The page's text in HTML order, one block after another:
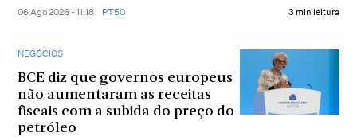
06 Ago 2026 - 11:18 PT50 3 min leitura
NEGÓCIOS
BCE diz que governos europeus
não aumentaram as receitas
fiscais com a subida do preço do
petróleo